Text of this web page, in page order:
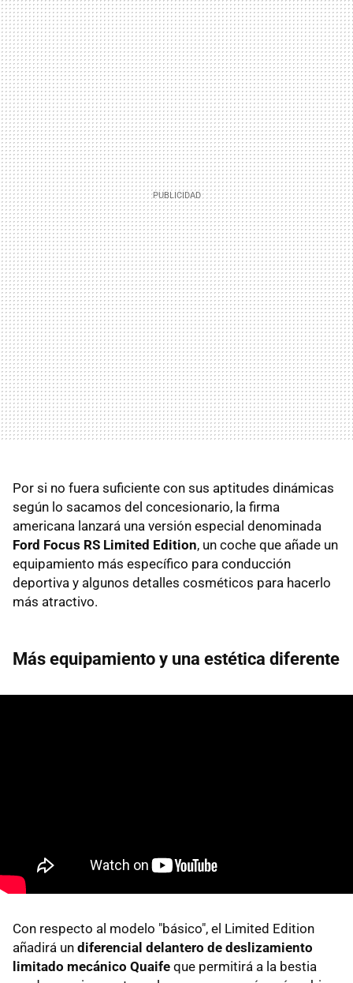
Por si no fuera suficiente con sus aptitudes dinámicas
según lo sacamos del concesionario, la firma
americana lanzará una versión especial denominada
Ford Focus RS Limited Edition, un coche que añade un
equipamiento más específico para conducción
deportiva y algunos detalles cosméticos para hacerlo
más atractivo.
Más equipamiento y una estética diferente
Con respecto al modelo "básico", el Limited Edition
añadirá un diferencial delantero de deslizamiento
limitado mecánico Quaife que permitirá a la bestia